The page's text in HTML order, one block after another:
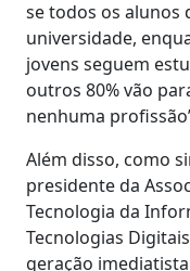
se todos os alunos
universidade,
jovens seguem
outros 80% vão
nenhuma
Além disso, como
presidente da
Tecnologia da
Tecnologias
geração